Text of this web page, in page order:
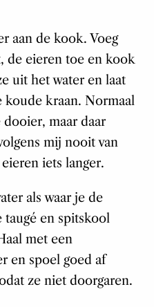
aan de kook. Voeg
de eieren toe en kook
uit het water en laat
kraan. Normaal
maar daar
mij nooit van
iets langer.
als waar je de
en spitskool
met een
en spoel goed af
ze niet doorgaren.